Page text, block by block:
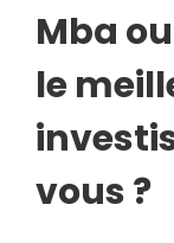
Mba
le
vous ?